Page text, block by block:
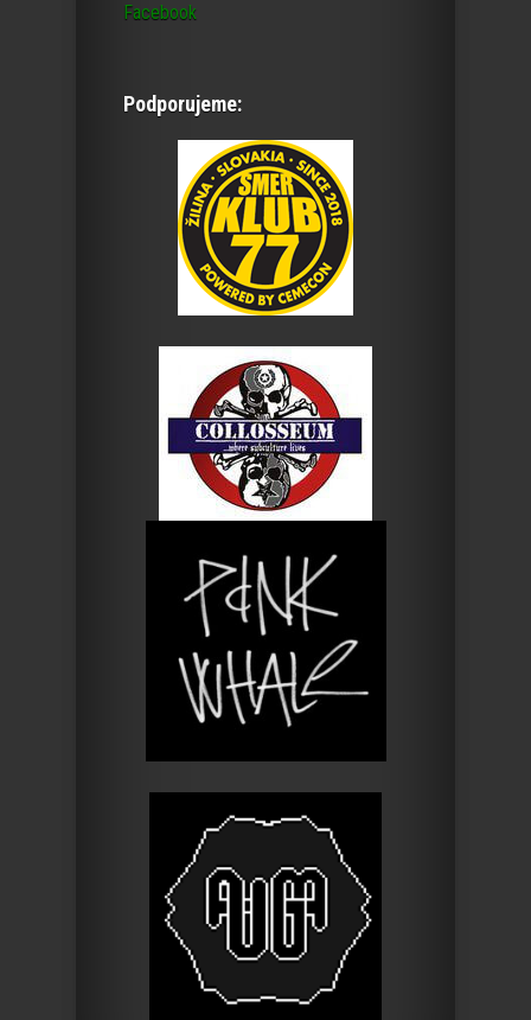
Facebook
Podporujeme: